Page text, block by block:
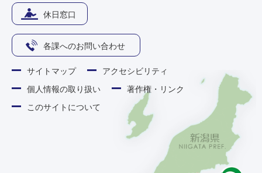
休日窓口
各課へのお問い合わせ
サイトマップ
アクセシビリティ
個人情報の取り扱い
著作権・リンク
このサイトについて